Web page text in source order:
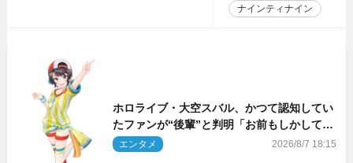
ナインティナイン
ホロライブ・大空スバル、かつて認知してい
たファンが“後輩”と判明「お前もしかしてあ
のときの？」
エンタメ 2026/8/7 18:15